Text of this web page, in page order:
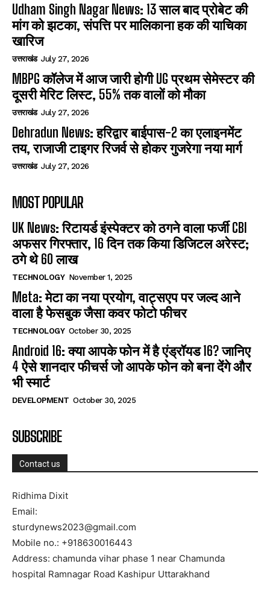
Udham Singh Nagar News: 13 साल बाद प्रोबेट की
मांग को झटका, संपत्ति पर मालिकाना हक की याचिका
खारिज
उत्तराखंड July 27, 2026
MBPG कॉलेज में आज जारी होगी UG प्रथम सेमेस्टर की
दूसरी मेरिट लिस्ट, 55% तक वालों को मौका
उत्तराखंड July 27, 2026
Dehradun News: हरिद्वार बाईपास-2 का एलाइनमेंट
तय, राजाजी टाइगर रिजर्व से होकर गुजरेगा नया मार्ग
उत्तराखंड July 27, 2026
MOST POPULAR
UK News: रिटायर्ड इंस्पेक्टर को ठगने वाला फर्जी CBI
अफसर गिरफ्तार, 16 दिन तक किया डिजिटल अरेस्ट;
ठगे थे 60 लाख
TECHNOLOGY November 1, 2025
Meta: मेटा का नया प्रयोग, वाट्सएप पर जल्द आने
वाला है फेसबुक जैसा कवर फोटो फीचर
TECHNOLOGY October 30, 2025
Android 16: क्या आपके फोन में है एंड्रॉयड 16? जानिए
4 ऐसे शानदार फीचर्स जो आपके फोन को बना देंगे और
भी स्मार्ट
DEVELOPMENT October 30, 2025
SUBSCRIBE
Contact us
Ridhima Dixit
Email:
sturdynews2023@gmail.com
Mobile no.: +918630016443
Address: chamunda vihar phase 1 near Chamunda
hospital Ramnagar Road Kashipur Uttarakhand